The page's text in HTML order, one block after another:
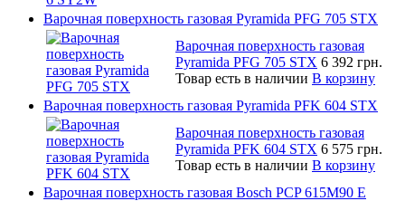
Варочная поверхность газовая Pyramida PFG 705 STX
Варочная поверхность газовая
Pyramida PFG 705 STX 6 392 грн.
Товар есть в наличии В корзину
Варочная поверхность газовая Pyramida PFK 604 STX
Варочная поверхность газовая
Pyramida PFK 604 STX 6 575 грн.
Товар есть в наличии В корзину
Варочная поверхность газовая Bosch PCP 615M90 E